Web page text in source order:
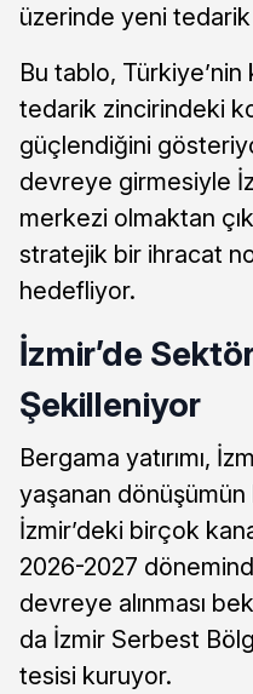
üzerinde yeni tedarik
Bu tablo,
tedarik zincirindeki
güçlendiğini
devreye girmesiyle
merkezi olmaktan
stratejik bir ihracat
hedefliyor.
İzmir’de
Şekilleniyor
Bergama yatırımı,
yaşanan dönüşümün
İzmir’deki birçok
2026-2027
devreye alınması
da İzmir Serbest
tesisi kuruyor.